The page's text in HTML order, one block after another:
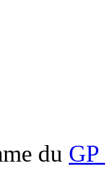
du